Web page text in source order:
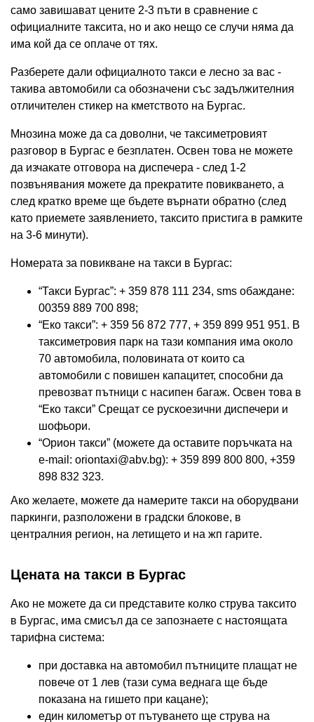
само завишават цените 2-3 пъти в сравнение с
официалните таксита, но и ако нещо се случи няма да
има кой да се оплаче от тях.
Разберете дали официалното такси е лесно за вас -
такива автомобили са обозначени със задължителния
отличителен стикер на кметството на Бургас.
Мнозина може да са доволни, че таксиметровият
разговор в Бургас е безплатен. Освен това не можете
да изчакате отговора на диспечера - след 1-2
позвънявания можете да прекратите повикването, а
след кратко време ще бъдете върнати обратно (след
като приемете заявлението, таксито пристига в рамките
на 3-6 минути).
Номерата за повикване на такси в Бургас:
“Такси Бургас”: + 359 878 111 234, sms обаждане:
00359 889 700 898;
“Еко такси”: + 359 56 872 777, + 359 899 951 951. В
таксиметровия парк на тази компания има около
70 автомобила, половината от които са
автомобили с повишен капацитет, способни да
превозват пътници с насипен багаж. Освен това в
“Еко такси” Срещат се рускоезични диспечери и
шофьори.
“Орион такси” (можете да оставите поръчката на
e-mail: oriontaxi@abv.bg): + 359 899 800 800, +359
898 832 323.
Ако желаете, можете да намерите такси на оборудвани
паркинги, разположени в градски блокове, в
централния регион, на летището и на жп гарите.
Цената на такси в Бургас
Ако не можете да си представите колко струва таксито
в Бургас, има смисъл да се запознаете с настоящата
тарифна система:
при доставка на автомобил пътниците плащат не
повече от 1 лев (тази сума веднага ще бъде
показана на гишето при кацане);
един километър от пътуването ще струва на